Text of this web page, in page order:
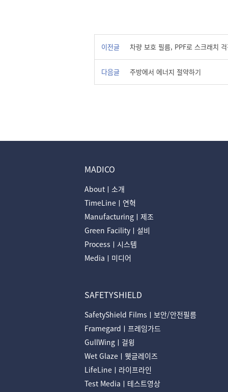
이전글 차량 보호 필름, PPF로 스크래치
다음글 주방에서 에너지 절약하기
MADICO
Aboutㅣ소개
TimeLineㅣ연혁
Manufacturingㅣ제조
Green Facilityㅣ설비
Processㅣ시스템
Mediaㅣ미디어
SAFETYSHIELD
SafetyShield Filmsㅣ보안/안전필름
Framegardㅣ프레임가드
GullWingㅣ걸윙
Wet Glazeㅣ웻글레이즈
LifeLineㅣ라이프라인
Test Mediaㅣ테스트영상